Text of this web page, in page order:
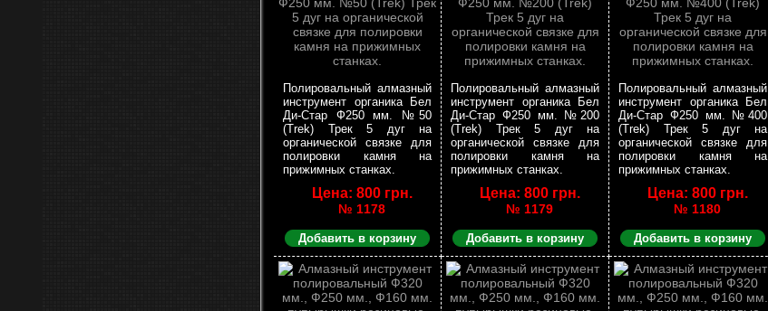
Полировальный алмазный
инструмент органика Бел
Ди-Стар Ф250 мм. №50
(Trek) Трек 5 дуг на
органической связке для
полировки камня на
прижимных станках.
Цена: 800 грн.
№ 1178
Добавить в корзину
Полировальный алмазный
инструмент органика Бел
Ди-Стар Ф250 мм. №200
(Trek) Трек 5 дуг на
органической связке для
полировки камня на
прижимных станках.
Цена: 800 грн.
№ 1179
Добавить в корзину
Полировальный алмазный
инструмент органика Бел
Ди-Стар Ф250 мм. №400
(Trek) Трек 5 дуг на
органической связке для
полировки камня на
прижимных станках.
Цена: 800 грн.
№ 1180
Добавить в корзину